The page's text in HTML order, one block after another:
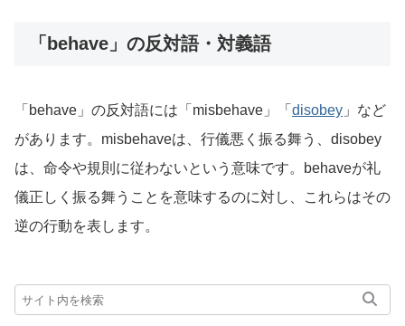
「behave」の反対語・対義語
「behave」の反対語には「misbehave」「 disobey 」など
があります。misbehaveは、行儀悪く振る舞う、disobey
は、命令や規則に従わないという意味です。behaveが礼
儀正しく振る舞うことを意味するのに対し、これらはその
逆の行動を表します。